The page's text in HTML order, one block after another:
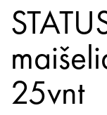
STATUS vakuumo
25vnt